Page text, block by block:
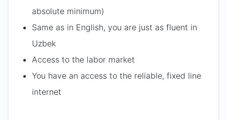
absolute minimum)
Same as in English, you are just as fluent in
Uzbek
Access to the labor market
You have an access to the reliable, fixed line
internet